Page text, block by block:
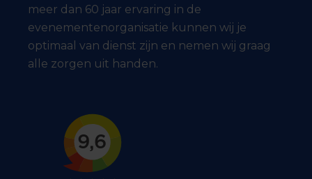
meer dan 60 jaar ervaring in de
evenementenorganisatie kunnen wij je
optimaal van dienst zijn en nemen wij graag
alle zorgen uit handen.